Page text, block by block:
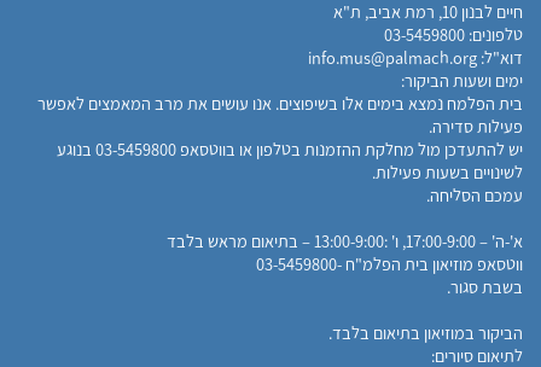
​חיים לבנון 10, רמת אביב, ת"א
טלפונים: 03-5459800
דוא"ל: info.mus@palmach.org
ימים ושעות הביקור:
בית הפלמח נמצא בימים אלו בשיפוצים. אנו עושים את מרב המאמצים לאפשר
פעילות סדירה.
יש להתעדכן מול מחלקת ההזמנות בטלפון או בווטסאפ 03-5459800 בנוגע
לשינויים בשעות פעילות.
עמכם הסליחה.
א'-ה' – 17:00-9:00, ו' :13:00-9:00 – בתיאום מראש בלבד
ווטסאפ מוזיאון בית הפלמ"ח -03-5459800​​
בשבת סגור.​
הביקור במוזיאון בתיאום בלבד.​
לתיאום סיורים: